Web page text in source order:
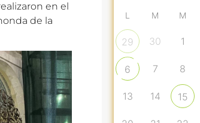
en el
de la
L M M
29 30 1
6 7 8
13 14 15